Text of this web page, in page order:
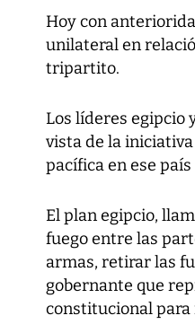
Hoy con
unilateral en
tripartito.
Los líderes egipcio
vista de la
pacífica en ese
El plan egipcio,
fuego entre las
armas, retirar las
gobernante que
constitucional para